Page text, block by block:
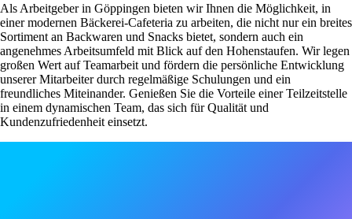
Als Arbeitgeber in Göppingen bieten wir Ihnen die Möglichkeit, in
einer modernen Bäckerei-Cafeteria zu arbeiten, die nicht nur ein breites
Sortiment an Backwaren und Snacks bietet, sondern auch ein
angenehmes Arbeitsumfeld mit Blick auf den Hohenstaufen. Wir legen
großen Wert auf Teamarbeit und fördern die persönliche Entwicklung
unserer Mitarbeiter durch regelmäßige Schulungen und ein
freundliches Miteinander. Genießen Sie die Vorteile einer Teilzeitstelle
in einem dynamischen Team, das sich für Qualität und
Kundenzufriedenheit einsetzt.